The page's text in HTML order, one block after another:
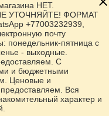
НЕТ.
УТОЧНЯЙТЕ! ФОРМАТ
+77003232939,
почту
понедельник-пятница с
- выходные.
С
и бюджетными
Ценовые и
Вся
характер и